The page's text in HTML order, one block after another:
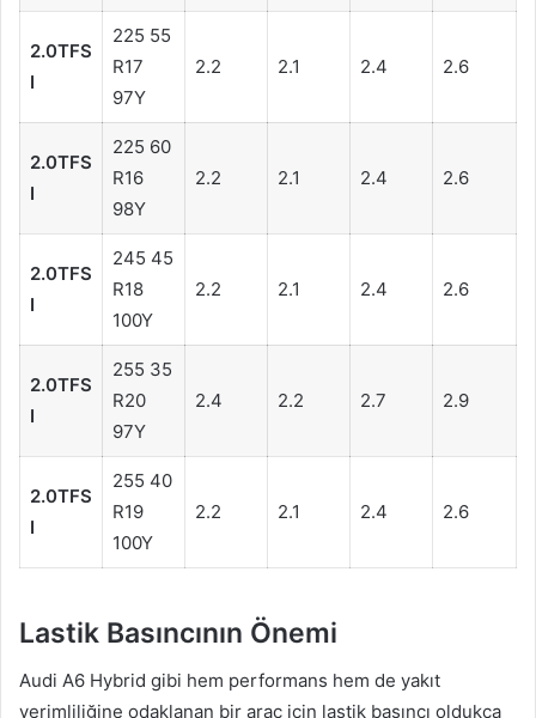
2.0TFS
I
225 55
R17
97Y
2.2 2.1 2.4 2.6
2.0TFS
I
225 60
R16
98Y
2.2 2.1 2.4 2.6
2.0TFS
I
245 45
R18
100Y
2.2 2.1 2.4 2.6
2.0TFS
I
255 35
R20
97Y
2.4 2.2 2.7 2.9
2.0TFS
I
255 40
R19
100Y
2.2 2.1 2.4 2.6
Lastik Basıncının Önemi
Audi A6 Hybrid gibi hem performans hem de yakıt
verimliliğine odaklanan bir araç için lastik basıncı oldukça